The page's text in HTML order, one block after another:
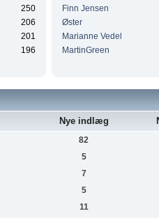
250
206
201
196
Finn Jensen
Øster
Marianne Vedel
MartinGreen
Nye indlæg
82
5
7
5
11